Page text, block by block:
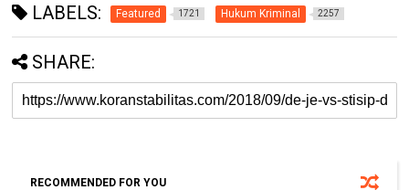
LABELS: Featured 1721 Hukum Kriminal 2257
SHARE:
RECOMMENDED FOR YOU